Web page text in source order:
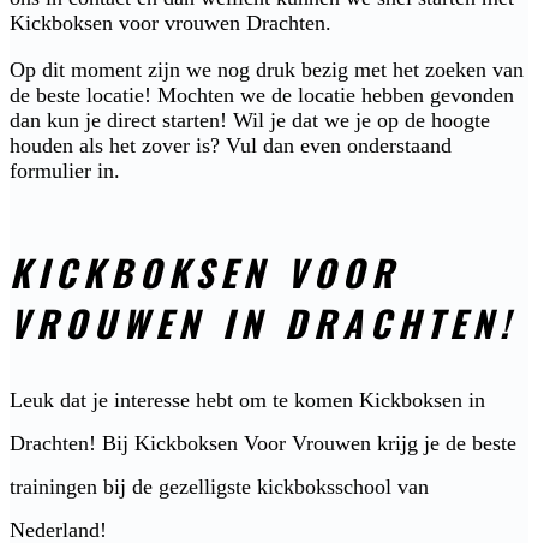
Kickboksen voor vrouwen Drachten.
Op dit moment zijn we nog druk bezig met het zoeken van
de beste locatie! Mochten we de locatie hebben gevonden
dan kun je direct starten! Wil je dat we je op de hoogte
houden als het zover is? Vul dan even onderstaand
formulier in.
KICKBOKSEN VOOR
VROUWEN IN DRACHTEN!
Leuk dat je interesse hebt om te komen Kickboksen in
Drachten! Bij Kickboksen Voor Vrouwen krijg je de beste
trainingen bij de gezelligste kickboksschool van
Nederland!